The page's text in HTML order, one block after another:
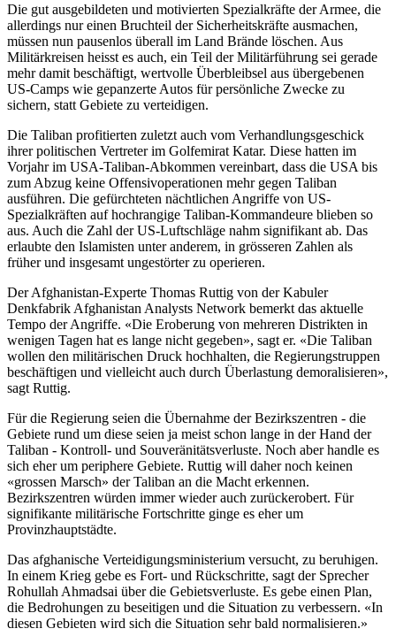
Die gut ausgebildeten und motivierten Spezialkräfte der Armee, die
allerdings nur einen Bruchteil der Sicherheitskräfte ausmachen,
müssen nun pausenlos überall im Land Brände löschen. Aus
Militärkreisen heisst es auch, ein Teil der Militärführung sei gerade
mehr damit beschäftigt, wertvolle Überbleibsel aus übergebenen
US-Camps wie gepanzerte Autos für persönliche Zwecke zu
sichern, statt Gebiete zu verteidigen.
Die Taliban profitierten zuletzt auch vom Verhandlungsgeschick
ihrer politischen Vertreter im Golfemirat Katar. Diese hatten im
Vorjahr im USA-Taliban-Abkommen vereinbart, dass die USA bis
zum Abzug keine Offensivoperationen mehr gegen Taliban
ausführen. Die gefürchteten nächtlichen Angriffe von US-
Spezialkräften auf hochrangige Taliban-Kommandeure blieben so
aus. Auch die Zahl der US-Luftschläge nahm signifikant ab. Das
erlaubte den Islamisten unter anderem, in grösseren Zahlen als
früher und insgesamt ungestörter zu operieren.
Der Afghanistan-Experte Thomas Ruttig von der Kabuler
Denkfabrik Afghanistan Analysts Network bemerkt das aktuelle
Tempo der Angriffe. «Die Eroberung von mehreren Distrikten in
wenigen Tagen hat es lange nicht gegeben», sagt er. «Die Taliban
wollen den militärischen Druck hochhalten, die Regierungstruppen
beschäftigen und vielleicht auch durch Überlastung demoralisieren»,
sagt Ruttig.
Für die Regierung seien die Übernahme der Bezirkszentren - die
Gebiete rund um diese seien ja meist schon lange in der Hand der
Taliban - Kontroll- und Souveränitätsverluste. Noch aber handle es
sich eher um periphere Gebiete. Ruttig will daher noch keinen
«grossen Marsch» der Taliban an die Macht erkennen.
Bezirkszentren würden immer wieder auch zurückerobert. Für
signifikante militärische Fortschritte ginge es eher um
Provinzhauptstädte.
Das afghanische Verteidigungsministerium versucht, zu beruhigen.
In einem Krieg gebe es Fort- und Rückschritte, sagt der Sprecher
Rohullah Ahmadsai über die Gebietsverluste. Es gebe einen Plan,
die Bedrohungen zu beseitigen und die Situation zu verbessern. «In
diesen Gebieten wird sich die Situation sehr bald normalisieren.»